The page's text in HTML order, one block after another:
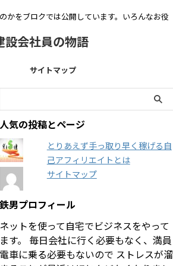
かをブロクでは公開しています。いろんなお役
設会社員の物語
サイトマップ
人気の投稿とページ
とりあえず手っ取り早く稼げる自
己アフィリエイトとは
サイトマップ
鉄男プロフィール
ネットを使って自宅でビジネスをやって
ます。 毎日会社に行く必要もなく、満員
電車に乗る必要もないので ストレスが溜